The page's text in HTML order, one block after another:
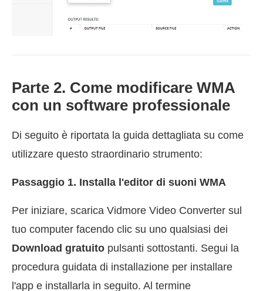
Parte 2. Come modificare WMA
con un software professionale
Di seguito è riportata la guida dettagliata su come
utilizzare questo straordinario strumento:
Passaggio 1. Installa l'editor di suoni WMA
Per iniziare, scarica Vidmore Video Converter sul
tuo computer facendo clic su uno qualsiasi dei
Download gratuito pulsanti sottostanti. Segui la
procedura guidata di installazione per installare
l'app e installarla in seguito. Al termine